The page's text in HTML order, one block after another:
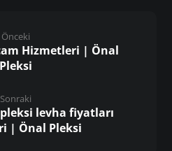
Önceki
Hizmetleri | Önal
Pleksi
Sonraki
levha fiyatları
| Önal Pleksi